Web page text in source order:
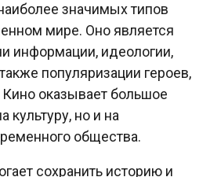
значимых типов
мире. Оно является
информации, идеологии,
популяризации героев,
Кино оказывает большое
культуру, но и на
общества.
сохранить историю и